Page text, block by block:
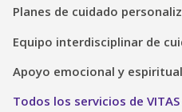
Planes de cuidado
Equipo interdisciplinar de
Apoyo emocional y espiritual
Todos los servicios de VITAS